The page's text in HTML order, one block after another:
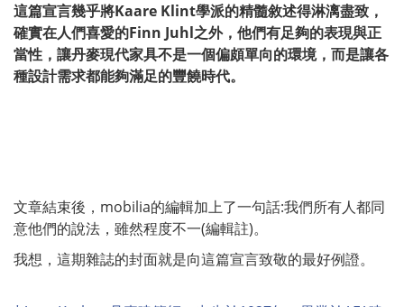
這篇宣言幾乎將Kaare Klint學派的精髓敘述得淋漓盡致，
確實在人們喜愛的Finn Juhl之外，他們有足夠的表現與正
當性，讓丹麥現代家具不是一個偏頗單向的環境，而是讓各
種設計需求都能夠滿足的豐饒時代。
文章結束後，mobilia的編輯加上了一句話:我們所有人都同
意他們的說法，雖然程度不一(編輯註)。
我想，這期雜誌的封面就是向這篇宣言致敬的最好例證。